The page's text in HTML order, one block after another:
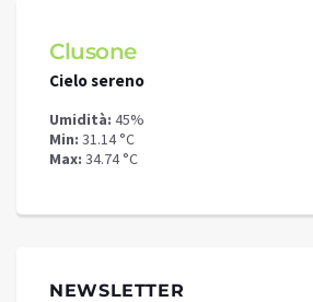
Clusone
Cielo sereno
Umidità: 45%
Min: 31.14 °C
Max: 34.74 °C
NEWSLETTER